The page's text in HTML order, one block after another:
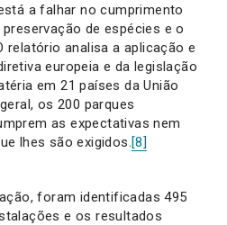
a falhar no cumprimento
de espécies e o
relatório analisa a aplicação e
europeia e da legislação
em 21 países da União
os 200 parques
as expectativas nem
lhes são exigidos.[8]
foram identificadas 495
e os resultados